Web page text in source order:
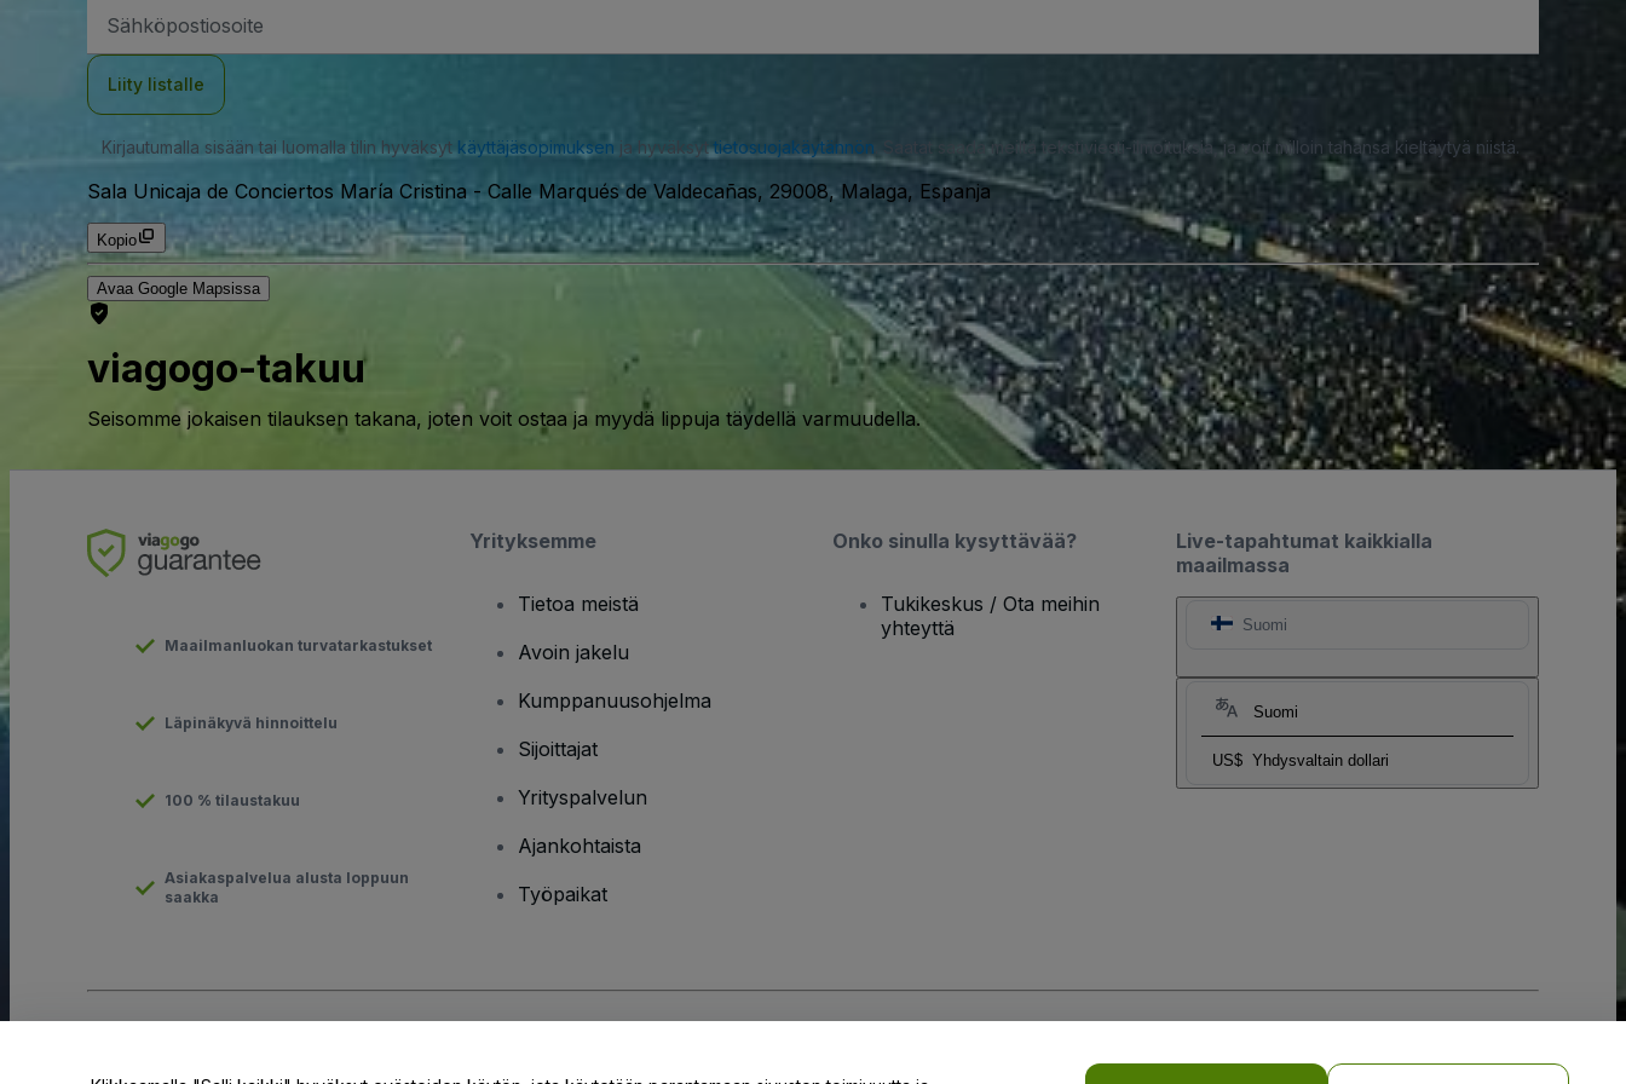
Liity listalle
Kirjautumalla sisään tai luomalla tilin hyväksyt käyttäjäsopimuksen ja hyväksyttietosuojakäytännön . Saatat saada meiltä tekstiviesti-ilmoituksia, ja voit milloin tahansa kieltäytyä niistä.
Sala Unicaja de Conciertos María Cristina - Calle Marqués de Valdecañas, 29008, Malaga, Espanja
Kopio
Avaa Google Mapsissa
viagogo-takuu
Seisomme jokaisen tilauksen takana, joten voit ostaa ja myydä lippuja täydellä varmuudella.
Live-tapahtumat kaikkialla
maailmassa
Suomi
Suomi
US$ Yhdysvaltain dollari
Maailmanluokan turvatarkastukset
Läpinäkyvä hinnoittelu
100 % tilaustakuu
Asiakaspalvelua alusta loppuun
saakka
Yrityksemme
Tietoa meistä
Avoin jakelu
Kumppanuusohjelma
Sijoittajat
Yrityspalvelun
Ajankohtaista
Työpaikat
Onko sinulla kysyttävää?
Tukikeskus / Ota meihin
yhteyttä